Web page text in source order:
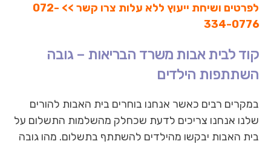
לפרטים ושיחת ייעוץ ללא עלות צרו קשר >> 072-
334-0776
קוד לבית אבות משרד הבריאות – גובה
השתתפות הילדים
במקרים רבים כאשר אנחנו בוחרים בית האבות להורים
שלנו אנחנו צריכים לדעת שכחלק מהשלמות התשלום על
בית האבות יבקשו מהילדים להשתתף בתשלום. מהו גובה